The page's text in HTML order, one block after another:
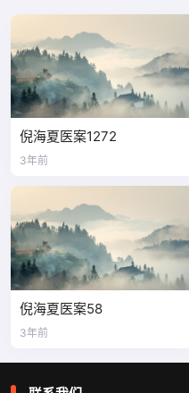
倪海夏医案1272
3年前
倪海夏医案58
3年前